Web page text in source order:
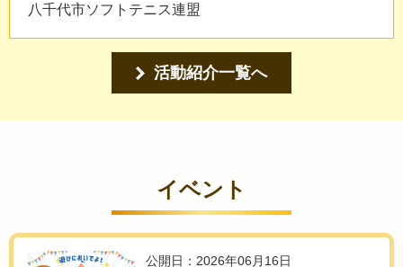
八千代市ソフトテニス連盟
活動紹介一覧へ
イベント
公開日：2026年06月16日